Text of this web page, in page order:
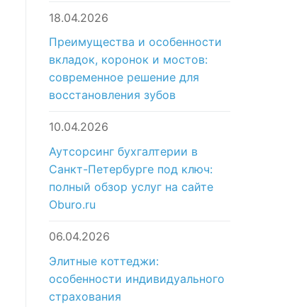
18.04.2026
Преимущества и особенности
вкладок, коронок и мостов:
современное решение для
восстановления зубов
10.04.2026
Аутсорсинг бухгалтерии в
Санкт-Петербурге под ключ:
полный обзор услуг на сайте
Oburo.ru
06.04.2026
Элитные коттеджи:
особенности индивидуального
страхования